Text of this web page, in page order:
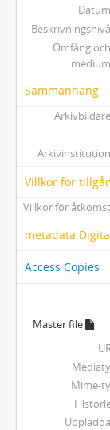
341 -
Datum
Beskrivningsnivå
Omfång och
medium
Sammanhang
Arkivbildare
Arkivinstitution
Villkor för
Villkor för åtkomst
metadata
Access Copies
Master file
Mime-